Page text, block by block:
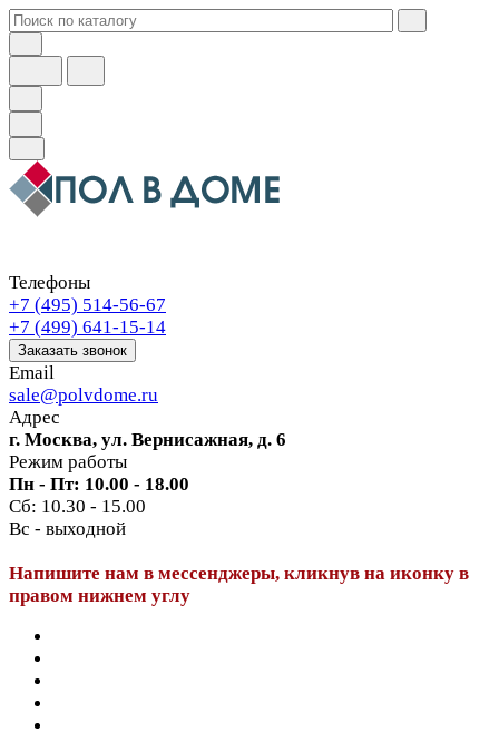
Телефоны
+7 (495) 514-56-67
+7 (499) 641-15-14
Заказать звонок
Email
sale@polvdome.ru
Адрес
г. Москва, ул. Вернисажная, д. 6
Режим работы
Пн - Пт: 10.00 - 18.00
Сб: 10.30 - 15.00
Вс - выходной
Напишите нам в мессенджеры, кликнув на иконку в
правом нижнем углу